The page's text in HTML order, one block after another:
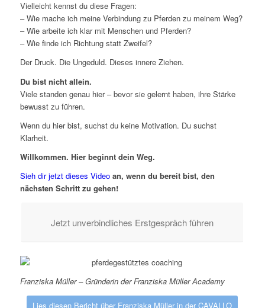
Vielleicht kennst du diese Fragen:
– Wie mache ich meine Verbindung zu Pferden zu meinem Weg?
– Wie arbeite ich klar mit Menschen und Pferden?
– Wie finde ich Richtung statt Zweifel?
Der Druck. Die Ungeduld. Dieses innere Ziehen.
Du bist nicht allein.
Viele standen genau hier – bevor sie gelernt haben, ihre Stärke
bewusst zu führen.
Wenn du hier bist, suchst du keine Motivation. Du suchst
Klarheit.
Willkommen. Hier beginnt dein Weg.
Sieh dir jetzt dieses Videoan, wenn du bereit bist, den
nächsten Schritt zu gehen!
Jetzt unverbindliches Erstgespräch führen
Franziska Müller – Gründerin der Franziska Müller Academy
Lies diesen Bericht über Franziska Müller in der CAVALLO